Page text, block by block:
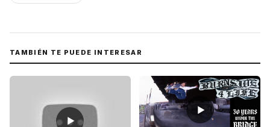
TAMBIÉN TE PUEDE INTERESAR
▶
▶